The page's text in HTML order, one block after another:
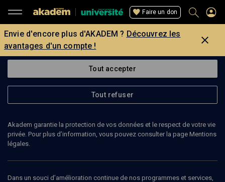
Faire un don
Envie d'encore plus d'AKADEM ? Découvrez les
avantages d'un compte !
Tout accepter
Tout refuser
Akadem garantie la protection de vos données et le respect de votre vie
privée. Pour plus d’information, vous pouvez consulter la page Mentions
légales.
Dans un souci d’amélioration continue de nos programmes et services,